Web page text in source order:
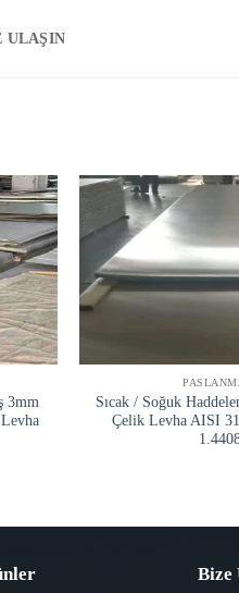
ULAŞIN
3mm
Sıcak / Soğuk
Çelik Levha AISI
Bize